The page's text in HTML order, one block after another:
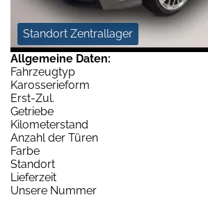
Standort Zentrallager
Allgemeine Daten:
Fahrzeugtyp
Karosserieform
Erst-Zul.
Getriebe
Kilometerstand
Anzahl der Türen
Farbe
Standort
Lieferzeit
Unsere Nummer